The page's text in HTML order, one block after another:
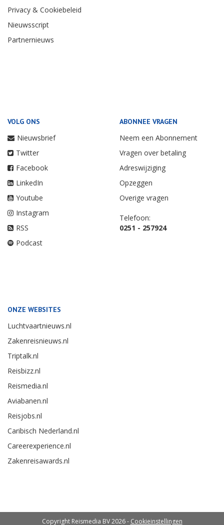
Privacy & Cookiebeleid
Nieuwsscript
Partnernieuws
VOLG ONS
Nieuwsbrief
Twitter
Facebook
LinkedIn
Youtube
Instagram
RSS
Podcast
ABONNEE VRAGEN
Neem een Abonnement
Vragen over betaling
Adreswijziging
Opzeggen
Overige vragen
Telefoon:
0251 - 257924
ONZE WEBSITES
Luchtvaartnieuws.nl
Zakenreisnieuws.nl
Triptalk.nl
Reisbizz.nl
Reismedia.nl
Aviabanen.nl
Reisjobs.nl
Caribisch Nederland.nl
Careerexperience.nl
Zakenreisawards.nl
Copyright Reismedia BV 2026 - Cookieinstellingen